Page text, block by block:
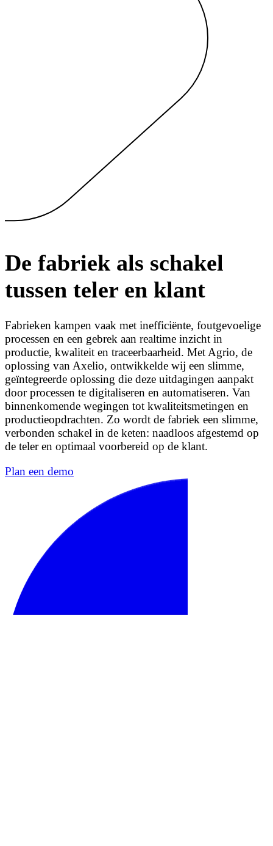
De fabriek als schakel
tussen teler en klant
Fabrieken kampen vaak met inefficiënte, foutgevoelige
processen en een gebrek aan realtime inzicht in
productie, kwaliteit en traceerbaarheid. Met Agrio, de
oplossing van Axelio, ontwikkelde wij een slimme,
geïntegreerde oplossing die deze uitdagingen aanpakt
door processen te digitaliseren en automatiseren. Van
binnenkomende wegingen tot kwaliteitsmetingen en
productieopdrachten. Zo wordt de fabriek een slimme,
verbonden schakel in de keten: naadloos afgestemd op
de teler en optimaal voorbereid op de klant.
Plan een demo